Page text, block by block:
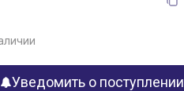
Уведомить о поступлении